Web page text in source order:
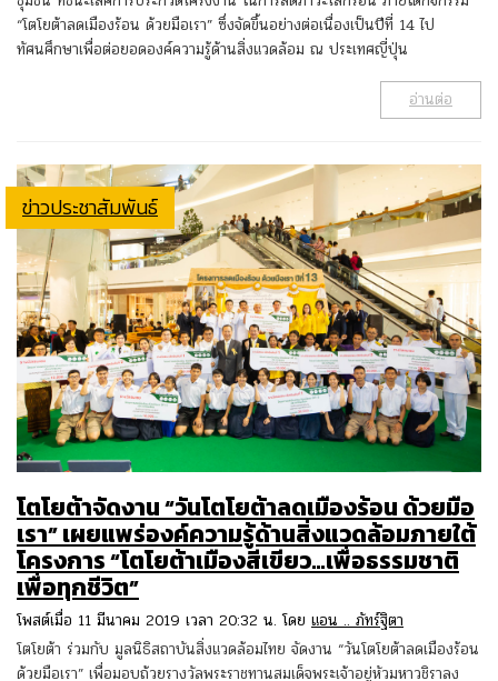
“โตโยต้าลดเมืองร้อน ด้วยมือเรา” ซึ่งจัดขึ้นอย่างต่อเนื่องเป็นปีที่ 14 ไป
ทัศนศึกษาเพื่อต่อยอดองค์ความรู้ด้านสิ่งแวดล้อม ณ ประเทศญี่ปุ่น
อ่านต่อ
ข่าวประชาสัมพันธ์
โตโยต้าจัดงาน “วันโตโยต้าลดเมืองร้อน ด้วยมือ
เรา” เผยแพร่องค์ความรู้ด้านสิ่งแวดล้อมภายใต้
โครงการ “โตโยต้าเมืองสีเขียว…เพื่อธรรมชาติ
เพื่อทุกชีวิต”
โพสต์เมื่อ 11 มีนาคม 2019 เวลา 20:32 น. โดย แอน .. ภัทร์ฐิตา
โตโยต้า ร่วมกับ มูลนิธิสถาบันสิ่งแวดล้อมไทย จัดงาน “วันโตโยต้าลดเมืองร้อน
ด้วยมือเรา” เพื่อมอบถ้วยรางวัลพระราชทานสมเด็จพระเจ้าอยู่หัวมหาวชิราลง